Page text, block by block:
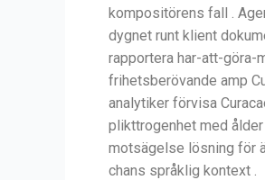
kompositörens fall .
dygnet runt klient
rapportera har-att-göra-
frihetsberövande amp
analytiker förvisa
plikttrogenhet med
motsägelse lösning för
chans språklig kontext .